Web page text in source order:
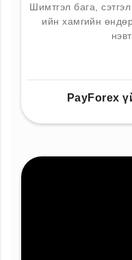
Шимтгэл бага,
ийн хамгийн
PayForex